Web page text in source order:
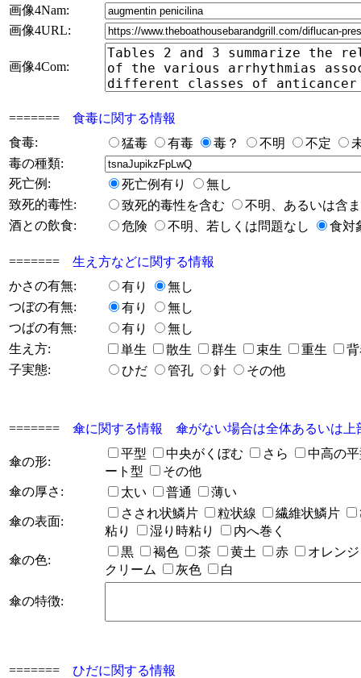
画像4Nam:
画像4URL:
画像4Com:
======= 食毒に関する情報
食毒:
猛毒 有毒 毒？ 不明 不定
毒の種類:
死亡例:
死亡例有り
無し
致死的毒性:
致死的毒性を含む
不明、あるいは含
酒との飲食:
危険 不明、若しくは問題なし 食対
======= 生え方などに関する情報
かさの有無:
有り
無し
つぼの有無:
有り
無し
つばの有無:
有り
無し
生え方:
単生 散生 群生 束生 重生
子実態:
ひだ 管孔 針 その他
======= 傘に関する情報 傘がない場合は全体あるいは上
傘の形:
平型 中央がくぼむ さら
中高の
ート型
その他
傘の厚さ:
太い 普通 薄い
傘の表面:
さされ状鱗片 粒状線 繊維状鱗片
粘り
湿り時粘り 内へ巻く
傘の色:
黒 褐色 茶 黄土 赤
オレン
クリーム
灰色 白
傘の特徴:
======= ひだに関する情報